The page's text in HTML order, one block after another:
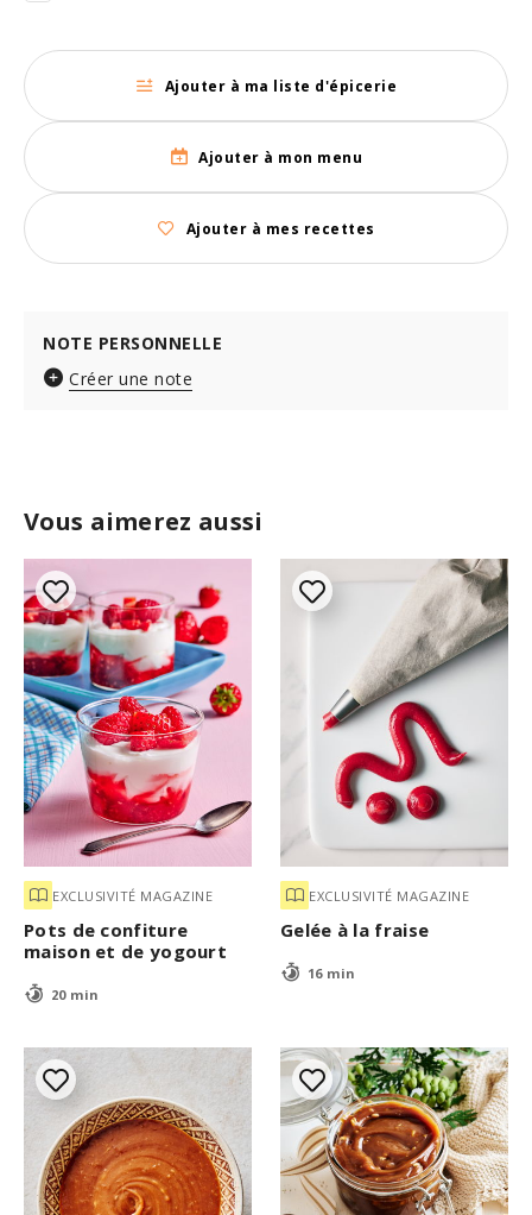
Vous aimerez aussi
EXCLUSIVITÉ MAGAZINE
Pots de confiture
maison et de yogourt
20 min
EXCLUSIVITÉ MAGAZINE
Gelée à la fraise
16 min
Ajouter à ma liste d'épicerie
Ajouter à mon menu
Ajouter à mes recettes
NOTE PERSONNELLE
Créer une note